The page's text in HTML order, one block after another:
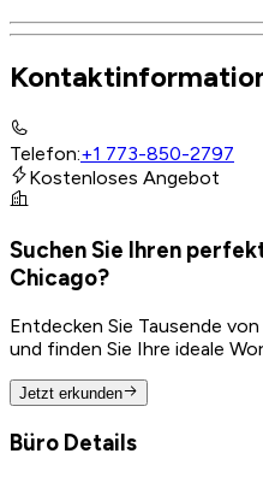
Telefon:+1 773-850-2797
Kostenloses Angebot
Suchen Sie Ihren
Chicago?
Entdecken Sie Tausende
und finden Sie Ihre ideale
Jetzt erkunden
Büro Details